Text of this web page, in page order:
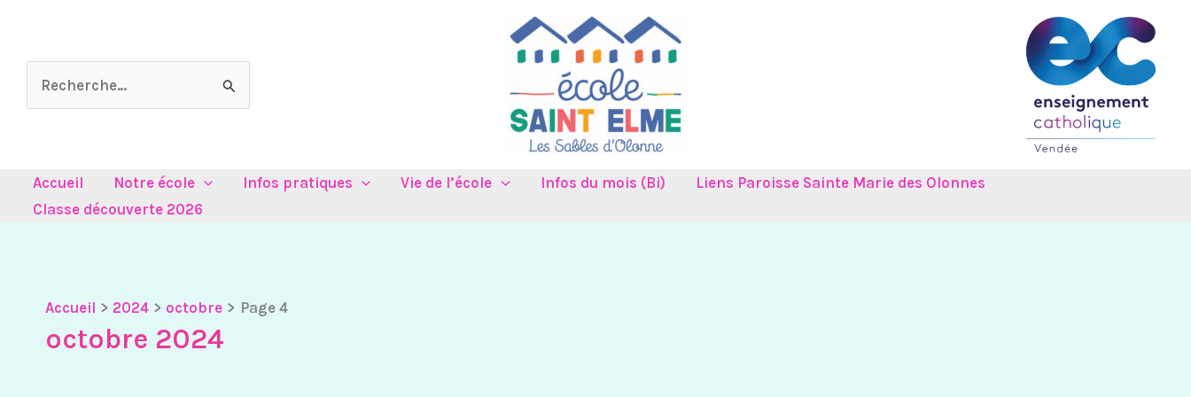
contenu
Rechercher :
Accueil Notre école Infos pratiques Vie de l’école Infos du mois (Bi)
Liens Paroisse Sainte Marie des Olonnes
Classe découverte 2026
Accueil 2024 octobre Page 4
octobre 2024